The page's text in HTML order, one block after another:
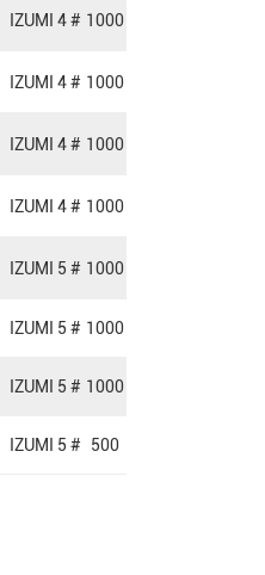
IZUMI 4 # 1000
IZUMI 4 # 1000
IZUMI 4 # 1000
IZUMI 4 # 1000
IZUMI 5 # 1000
IZUMI 5 # 1000
IZUMI 5 # 1000
IZUMI 5 # 500